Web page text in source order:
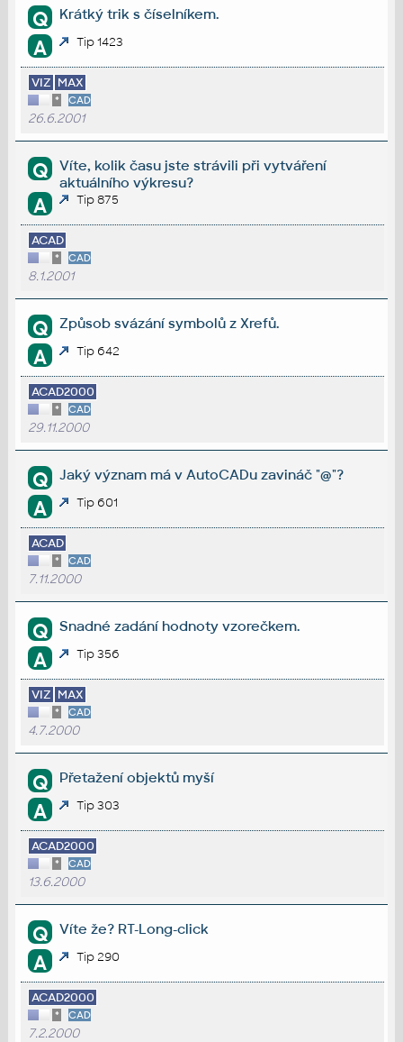
Q Krátký trik s číselníkem.
A Tip 1423
VIZ MAX
* CAD
26.6.2001
Q
Víte, kolik času jste strávili při vytváření
aktuálního výkresu?
A Tip 875
ACAD
* CAD
8.1.2001
Q Způsob svázání symbolů z Xrefů.
A Tip 642
ACAD2000
* CAD
29.11.2000
Q Jaký význam má v AutoCADu zavináč "@"?
A Tip 601
ACAD
* CAD
7.11.2000
Q Snadné zadání hodnoty vzorečkem.
A Tip 356
VIZ MAX
* CAD
4.7.2000
Q Přetažení objektů myší
A Tip 303
ACAD2000
* CAD
13.6.2000
Q Víte že? RT-Long-click
A Tip 290
ACAD2000
* CAD
7.2.2000